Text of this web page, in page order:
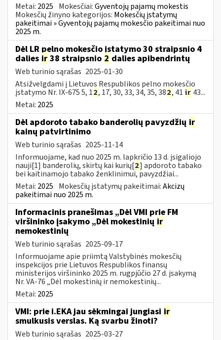
Metai: 2025 Mokesčiai:Gyventojų pajamų mokestis
Mokesčių žinyno kategorijos: Mokesčių įstatymų
pakeitimai » Gyventojų pajamų mokesčio pakeitimai nuo
2025 m.
Dėl LR pelno mokesčio įstatymo 30 straipsnio 4
dalies ir 38 straipsnio 2 dalies apibendrintų
Web turinio sąrašas 2025-01-30
Atsižvelgdami į Lietuvos Respublikos pelno mokesčio
įstatymo Nr. IX-675 5, 12, 17, 30, 33, 34, 35, 382, 41 ir 43...
Metai: 2025
Dėl apdoroto tabako banderolių pavyzdžių ir
kainų patvirtinimo
Web turinio sąrašas 2025-11-14
Informuojame, kad nuo 2025 m. lapkričio 13 d. įsigaliojo
nauji[1] banderolių, skirtų kai kurių[2] apdoroto tabako
bei kaitinamojo tabako ženklinimui, pavyzdžiai...
Metai: 2025 Mokesčių įstatymų pakeitimai:Akcizų
pakeitimai nuo 2025 m.
Informacinis pranešimas „Dėl VMI prie FM
viršininko įsakymo „Dėl mokestinių ir
nemokestinių
Web turinio sąrašas 2025-09-17
Informuojame apie priimtą Valstybinės mokesčių
inspekcijos prie Lietuvos Respublikos finansų
ministerijos viršininko 2025 m. rugpjūčio 27 d. įsakymą
Nr. VA-76 „Dėl mokestinių ir nemokestinių...
Metai: 2025
VMI: prie i.EKA jau sėkmingai jungiasi ir
smulkusis verslas. Ką svarbu žinoti?
Web turinio sąrašas 2025-03-27